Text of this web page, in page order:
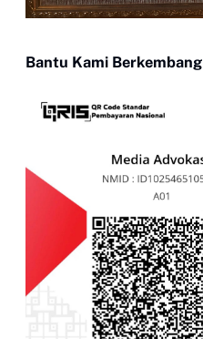
Bantu Kami Berkembang